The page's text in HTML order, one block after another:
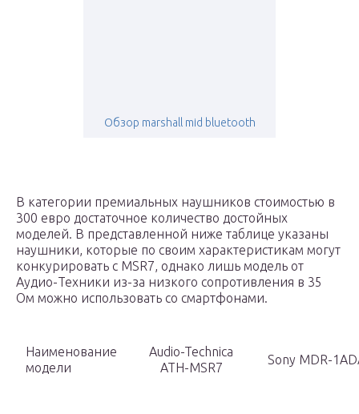
Обзор marshall mid bluetooth
В категории премиальных наушников стоимостью в
300 евро достаточное количество достойных
моделей. В представленной ниже таблице указаны
наушники, которые по своим характеристикам могут
конкурировать с MSR7, однако лишь модель от
Аудио-Техники из-за низкого сопротивления в 35
Ом можно использовать со смартфонами.
Наименование
модели
Audio-Technica
ATH-MSR7
Sony MDR-